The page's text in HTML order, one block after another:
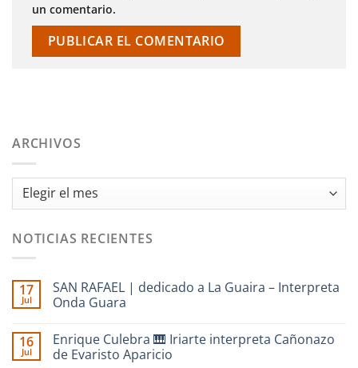
un comentario.
ARCHIVOS
Archivos
NOTICIAS RECIENTES
17
Jul
SAN RAFAEL | dedicado a La Guaira – Interpreta
Onda Guara
comentarios
en
SAN
16
Jul
Enrique Culebra 🎹 Iriarte interpreta Cañonazo
de Evaristo Aparicio